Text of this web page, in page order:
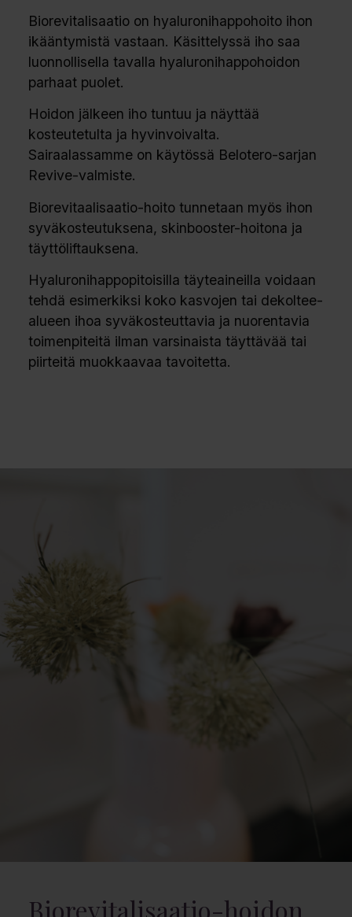
Biorevitalisaatio on hyaluronihappohoito ihon
ikääntymistä vastaan. Käsittelyssä iho saa
luonnollisella tavalla hyaluronihappohoidon
parhaat puolet.
Hoidon jälkeen iho tuntuu ja näyttää
kosteutetulta ja hyvinvoivalta.
Sairaalassamme on käytössä Belotero-sarjan
Revive-valmiste.
Biorevitaalisaatio-hoito tunnetaan myös ihon
syväkosteutuksena, skinbooster-hoitona ja
täyttöliftauksena.
Hyaluronihappopitoisilla täyteaineilla voidaan
tehdä esimerkiksi koko kasvojen tai dekoltee-
alueen ihoa syväkosteuttavia ja nuorentavia
toimenpiteitä ilman varsinaista täyttävää tai
piirteitä muokkaavaa tavoitetta.
Biorevitalisaatio-hoidon